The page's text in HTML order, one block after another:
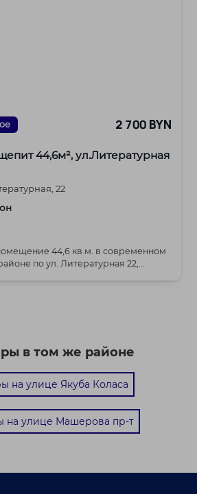
2 700 BYN
44,6м², ул.Литературная
22
44,6 кв.м. в современном
по ул. Литературная 22,...
в том же районе
на улице Якуба Коласа
на улице Машерова пр-т